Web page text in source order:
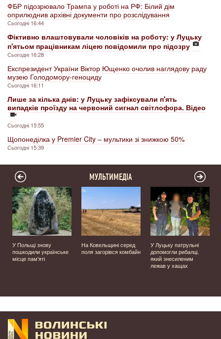
ФБР підозрювало Трампа у роботі на РФ: Білий дім
оприлюднив архівні документи про розслідування
Сьогодні 16:44
Фіктивно влаштовували чоловіків на роботу: у Луцьку
п'ятьом працівникам ліцею повідомили про підозру
Сьогодні 16:28
Експрезидент України Віктор Ющенко очолив наглядову раду
музею Голодомору-геноциду
Сьогодні 16:11
Лише за кілька днів: у Луцьку зафіксували п'ять
випадків проїзду на червоний сигнал світлофора. Відео
Сьогодні 15:55
Щопонеділка у Premier City – мультики зі знижкою 50%
Сьогодні 15:39
МУЛЬТИМЕДІА
У Польщі знову
пошкодили українське
місце пам'яті
На Ковельщині серед
поля загорівся комбайн
У Луцьку патрульні
допомогли рибалці,
який знесиленим
лежав у хащах